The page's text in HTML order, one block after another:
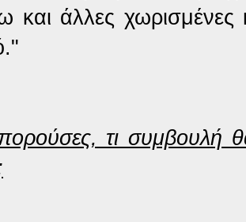
και άλλες
τι συμβουλή